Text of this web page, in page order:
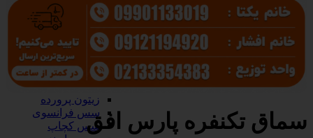
آب نارنج
آبلیمو
سرکه
سس، رب و زیتون
سس، رب و زیتون
رب گوجه
زیتون
زیتون پرورده
سس فرانسوی
سس کچاپسماق تکنفره پارس افق